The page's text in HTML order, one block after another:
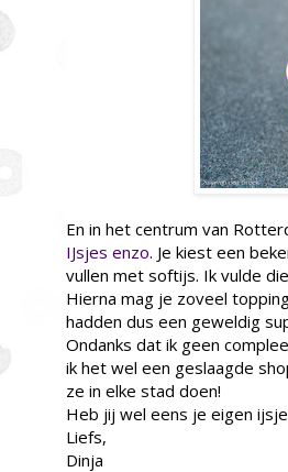
En in het centrum van
IJsjes enzo. Je kiest een
vullen met softijs. Ik vulde
Hierna mag je zoveel
hadden dus een geweldig
Ondanks dat ik geen
ik het wel een geslaagde
ze in elke stad doen!
Heb jij wel eens je eigen
Liefs,
Dinja